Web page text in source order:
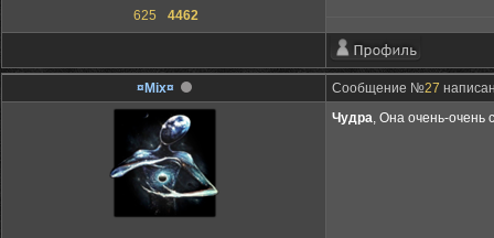
625 4462
¤Mix¤ Сообщение №27
Чудра, Она очень-очень